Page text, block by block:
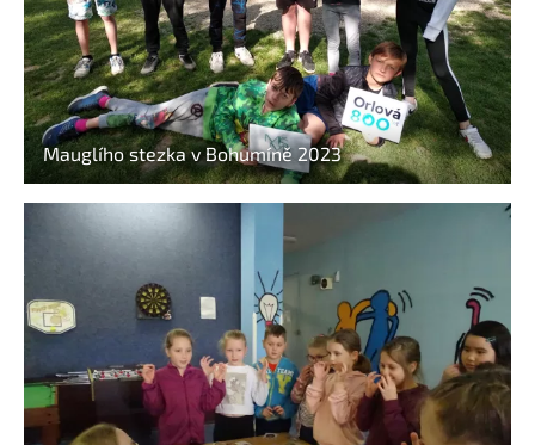
Mauglího stezka v Bohumíně 2023